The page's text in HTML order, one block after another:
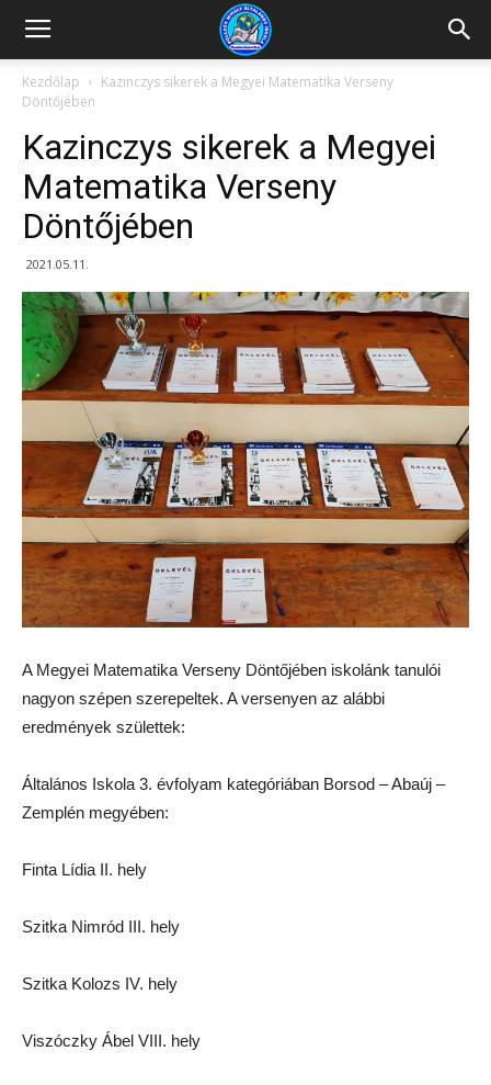
Kazincbarcikai
Pollack
Mihály
Általános
Iskola
Kezdőlap
Kazinczys sikerek a Megyei Matematika Verseny
Döntőjében
Kazinczys sikerek a Megyei
Matematika Verseny
Döntőjében
2021.05.11.
A Megyei Matematika Verseny Döntőjében iskolánk tanulói
nagyon szépen szerepeltek. A versenyen az alábbi
eredmények születtek:
Általános Iskola 3. évfolyam kategóriában Borsod – Abaúj –
Zemplén megyében:
Finta Lídia II. hely
Szitka Nimród III. hely
Szitka Kolozs IV. hely
Viszóczky Ábel VIII. hely